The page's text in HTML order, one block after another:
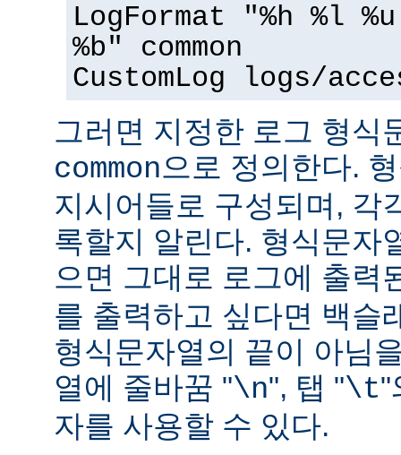
LogFormat "%h %l
%b" common
CustomLog logs/
그러면 지정한 로그 형식
common으로 정의한다.
지시어들로 구성되며, 각
록할지 알린다. 형식문자
으면 그대로 로그에 출력
를 출력하고 싶다면 백슬
형식문자열의 끝이 아님
열에 줄바꿈 "\n", 탭 "\t"
자를 사용할 수 있다.